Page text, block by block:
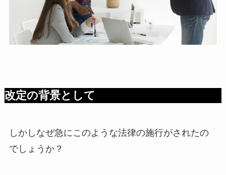
改定の背景として
しかしなぜ急にこのような法律の施行がされたの
でしょうか？